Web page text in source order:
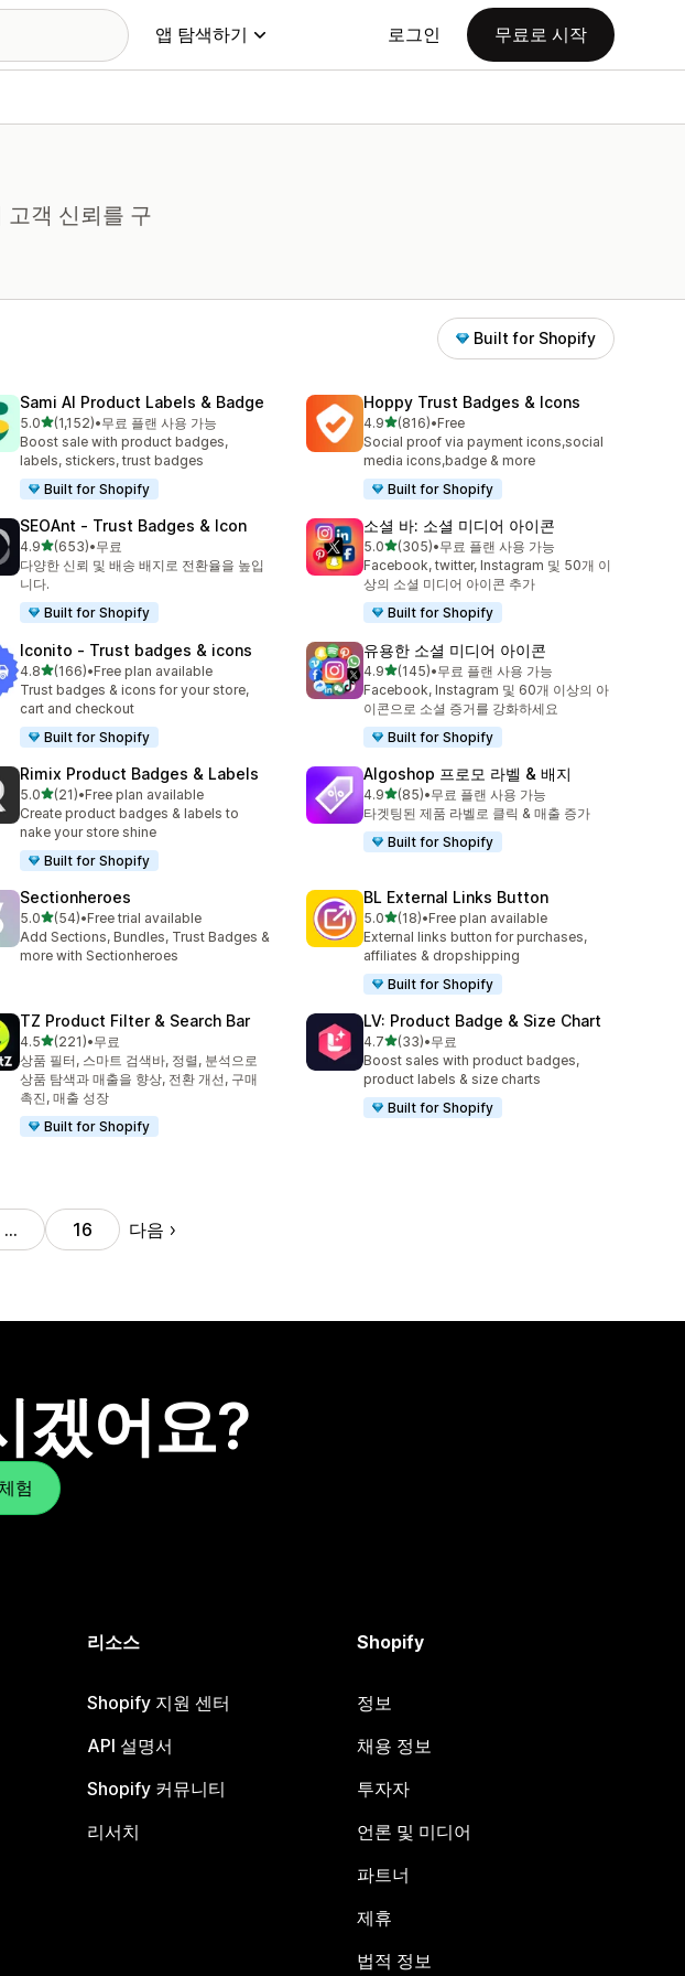
앱 탐색하기 로그인 무료로 시작
고객 신뢰를 구
Built for Shopify
Sami AI Product Labels & Badge
5.0별 5개 중
(1,152)
총 리뷰 1152개
•무료 플랜 사용 가능
Boost sale with product badges,
labels, stickers, trust badges
Built for Shopify
Hoppy Trust Badges & Icons
4.9별 5개 중
(816)
총 리뷰 816개
•Free
Social proof via payment icons,social
media icons,badge & more
Built for Shopify
SEOAnt ‑ Trust Badges & Icon
4.9별 5개 중
(653)
총 리뷰 653개
•무료
다양한 신뢰 및 배송 배지로 전환율을 높입
니다.
Built for Shopify
소셜 바: 소셜 미디어 아이콘
5.0별 5개 중
(305)
총 리뷰 305개
•무료 플랜 사용 가능
Facebook, twitter, Instagram 및 50개 이
상의 소셜 미디어 아이콘 추가
Built for Shopify
Iconito ‑ Trust badges & icons
4.8별 5개 중
(166)
총 리뷰 166개
•Free plan available
Trust badges & icons for your store,
cart and checkout
Built for Shopify
유용한 소셜 미디어 아이콘
4.9별 5개 중
(145)
총 리뷰 145개
•무료 플랜 사용 가능
Facebook, Instagram 및 60개 이상의 아
이콘으로 소셜 증거를 강화하세요
Built for Shopify
Rimix Product Badges & Labels
5.0별 5개 중
(21)
총 리뷰 21개
•Free plan available
Create product badges & labels to
nake your store shine
Built for Shopify
Algoshop 프로모 라벨 & 배지
4.9별 5개 중
(85)
총 리뷰 85개
•무료 플랜 사용 가능
타겟팅된 제품 라벨로 클릭 & 매출 증가
Built for Shopify
Sectionheroes
5.0별 5개 중
(54)
총 리뷰 54개
•Free trial available
Add Sections, Bundles, Trust Badges &
more with Sectionheroes
BL External Links Button
5.0별 5개 중
(18)
총 리뷰 18개
•Free plan available
External links button for purchases,
affiliates & dropshipping
Built for Shopify
TZ Product Filter & Search Bar
4.5별 5개 중
(221)
총 리뷰 221개
•무료
상품 필터, 스마트 검색바, 정렬, 분석으로
상품 탐색과 매출을 향상, 전환 개선, 구매
촉진, 매출 성장
Built for Shopify
LV: Product Badge & Size Chart
4.7별 5개 중
(33)
총 리뷰 33개
•무료
Boost sales with product badges,
product labels & size charts
Built for Shopify
… 16 다음
겠어요?
험
리소스
Shopify 지원 센터
API 설명서
Shopify 커뮤니티
리서치
Shopify
정보
채용 정보
투자자
언론 및 미디어
파트너
제휴
법적 정보